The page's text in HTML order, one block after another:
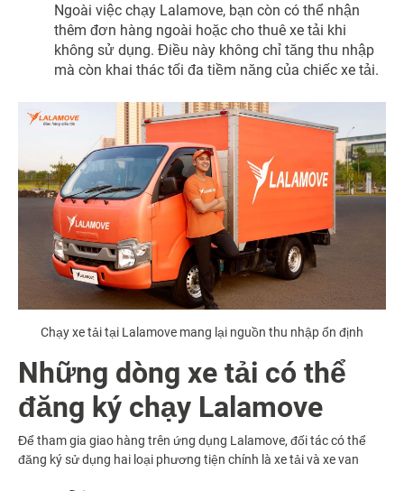
Ngoài việc chạy Lalamove, bạn còn có thể nhận
thêm đơn hàng ngoài hoặc cho thuê xe tải khi
không sử dụng. Điều này không chỉ tăng thu nhập
mà còn khai thác tối đa tiềm năng của chiếc xe tải.
Chạy xe tải tại Lalamove mang lại nguồn thu nhập ổn định
Những dòng xe tải có thể
đăng ký chạy Lalamove
Để tham gia giao hàng trên ứng dụng Lalamove, đối tác có thể
đăng ký sử dụng hai loại phương tiện chính là xe tải và xe van